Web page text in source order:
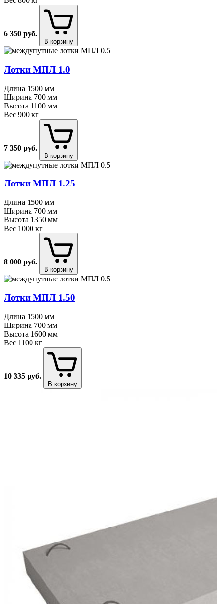
6 350 руб.
В корзину
Лотки МПЛ 1.0
Длина 1500 мм
Ширина 700 мм
Высота 1100 мм
Вес 900 кг
7 350 руб.
В корзину
Лотки МПЛ 1.25
Длина 1500 мм
Ширина 700 мм
Высота 1350 мм
Вес 1000 кг
8 000 руб.
В корзину
Лотки МПЛ 1.50
Длина 1500 мм
Ширина 700 мм
Высота 1600 мм
Вес 1100 кг
10 335 руб.
В корзину